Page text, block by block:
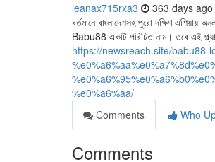
leanax715rxa3 363 days ago
বর্তমানে বাংলাদেশসহ পুরো দক্ষিণ এশিয়ায়
Babu88 একটি পরিচিত নাম। তবে এই
https://newsreach.site/babu88-
%e0%a6%aa/
Comments
Who
Comments